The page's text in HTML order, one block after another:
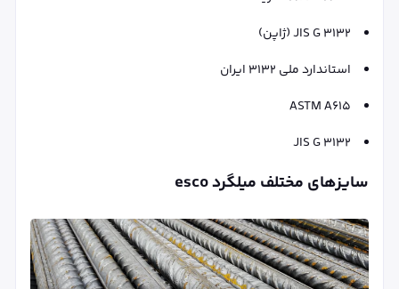
JIS G 3132 (ژاپن)
استاندارد ملی 3132 ایران
ASTM A615
JIS G 3132
سایزهای مختلف میلگرد esco